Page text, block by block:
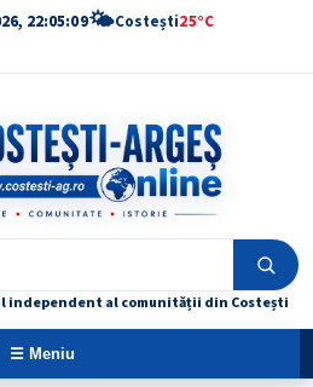
22:05:10🌤Costești25°C
Caută
independent al comunității din Costești
☰ Meniu